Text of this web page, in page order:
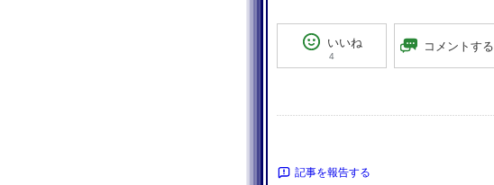
いいね
4
コメントする
記事を報告する